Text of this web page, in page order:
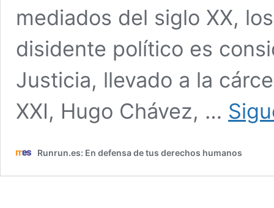
mediados del siglo XX,
disidente político es
Justicia, llevado a la
XXI, Hugo Chávez, …
Runrun.es: En defensa de tus derechos humanos